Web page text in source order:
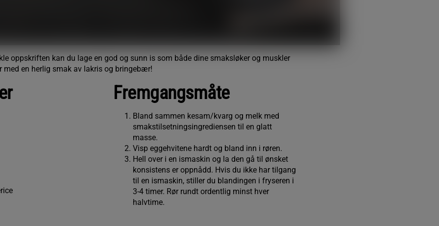
oppskriften kan du lage en god og sunn is som både dine smaksløker og muskler
med en herlig smak av lakris og bringebær!
Fremgangsmåte
Bland sammen kesam/kvarg og melk med
smakstilsetningsingrediensen til en glatt
masse.
Visp eggehvitene hardt og bland inn i røren.
Hell over i en ismaskin og la den gå til ønsket
konsistens er oppnådd. Hvis du ikke har tilgang
til en ismaskin, stiller du blandingen i fryseren i
3-4 timer. Rør rundt ordentlig minst hver
halvtime.